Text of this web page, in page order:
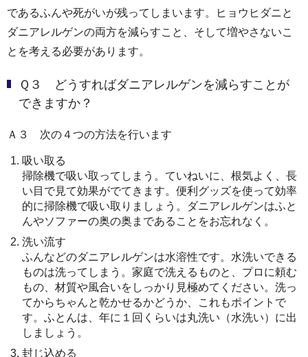
であるふんや死がいが残ってしまいます。ヒョウヒダニと
ダニアレルゲンの両方を減らすこと、そして増やさないこ
とを考える必要があります。
Ｑ３ どうすればダニアレルゲンを減らすことが
できますか？
Ａ３ 次の４つの方法を行います
吸い取る
掃除機で吸い取ってしまう。ていねいに、根気よく、長
い目で見て効果がでてきます。便利グッズを使って効率
的に掃除機で吸い取りましょう。ダニアレルゲンはふと
んやソファーの奥の奥まであることをお忘れなく。
洗い流す
ふんなどのダニアレルゲンは水溶性です。水洗いできる
ものは洗ってしまう。家庭で洗えるものと、プロに頼む
もの、材質や風合いをしっかり見極めてください。洗っ
てからちゃんと乾かせるかどうか、これもポイントで
す。ふとんは、年に１回くらいは丸洗い（水洗い）に出
しましょう。
封じ込める